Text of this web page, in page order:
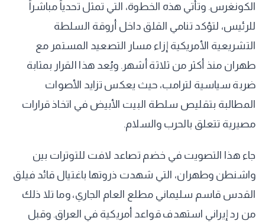
الكونغرس. وتأتي هذه الخطوة، التي تمثل تحدياً مباشراً
للرئيس، لتؤكد تنامي القلق داخل أروقة السلطة
التشريعية الأمريكية إزاء مسار التصعيد المستمر مع
طهران منذ أكثر من ثلاثة أشهر. ويُعد هذا القرار بمثابة
ضربة سياسية لترامب، حيث يعكس تزايد الأصوات
المطالبة بتقليص سلطة البيت الأبيض في اتخاذ قرارات
مصيرية تتعلق بالحرب والسلام.
جاء هذا التصويت في خضم تصاعد لافت للتوترات بين
واشنطن وطهران، التي شهدت ذروتها باغتيال قائد فيلق
القدس قاسم سليماني مطلع العام الجاري، وما تلا ذلك
من رد إيراني استهدف قواعد أمريكية في العراق. وقبل